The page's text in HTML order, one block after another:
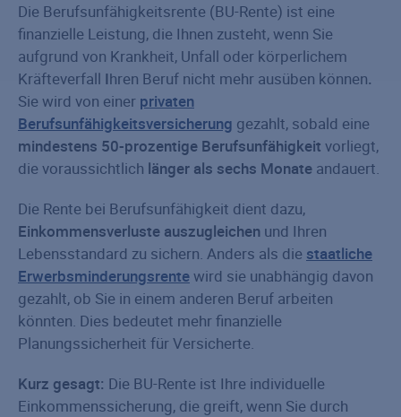
Die Berufsunfähigkeitsrente (BU-Rente) ist eine
finanzielle Leistung, die Ihnen zusteht, wenn Sie
aufgrund von Krankheit, Unfall oder körperlichem
Kräfteverfall Ihren Beruf nicht mehr ausüben können.
Sie wird von einer privaten
Berufsunfähigkeitsversicherung gezahlt, sobald eine
mindestens 50-prozentige Berufsunfähigkeit vorliegt,
die voraussichtlich länger als sechs Monate andauert.
Die Rente bei Berufsunfähigkeit dient dazu,
Einkommensverluste auszugleichen und Ihren
Lebensstandard zu sichern. Anders als die staatliche
Erwerbsminderungsrentewird sie unabhängig davon
gezahlt, ob Sie in einem anderen Beruf arbeiten
könnten. Dies bedeutet mehr finanzielle
Planungssicherheit für Versicherte.
Kurz gesagt: Die BU-Rente ist Ihre individuelle
Einkommenssicherung, die greift, wenn Sie durch